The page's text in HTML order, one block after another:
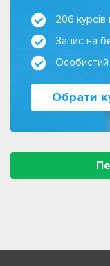
206 курсів
Запис на
Особистий
Обрати